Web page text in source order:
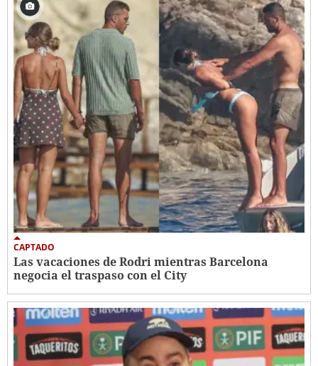
CAPTADO
Las vacaciones de Rodri mientras Barcelona
negocia el traspaso con el City